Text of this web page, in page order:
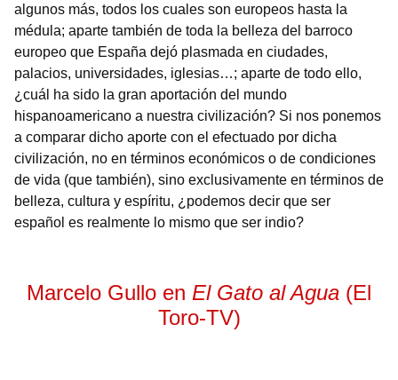
algunos más, todos los cuales son europeos hasta la
médula; aparte también de toda la belleza del barroco
europeo que España dejó plasmada en ciudades,
palacios, universidades, iglesias…; aparte de todo ello,
¿cuál ha sido la gran aportación del mundo
hispanoamericano a nuestra civilización? Si nos ponemos
a comparar dicho aporte con el efectuado por dicha
civilización, no en términos económicos o de condiciones
de vida (que también), sino exclusivamente en términos de
belleza, cultura y espíritu, ¿podemos decir que ser
español es realmente lo mismo que ser indio?
Marcelo Gullo en El Gato al Agua (El
Toro-TV)